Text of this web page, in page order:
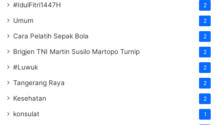
#IdulFitri1447H 2
Umum 2
Cara Pelatih Sepak Bola 2
Brigjen TNI Martin Susilo Martopo Turnip 2
#Luwuk 2
Tangerang Raya 2
Kesehatan 2
konsulat 1